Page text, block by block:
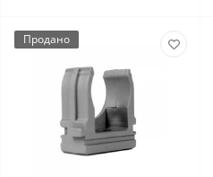
Продано